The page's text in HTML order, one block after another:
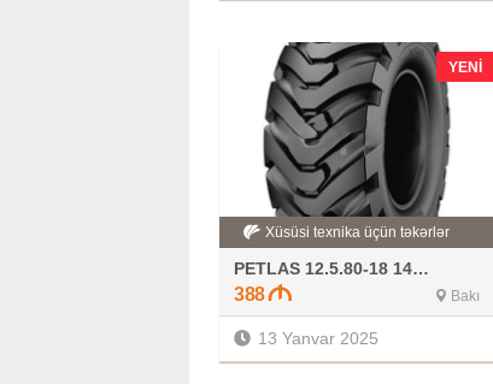
YENI
Xüsüsi texnika üçün təkərlər
PETLAS 12.5.80-18 14PR
388 Bakı
13 Yanvar 2025